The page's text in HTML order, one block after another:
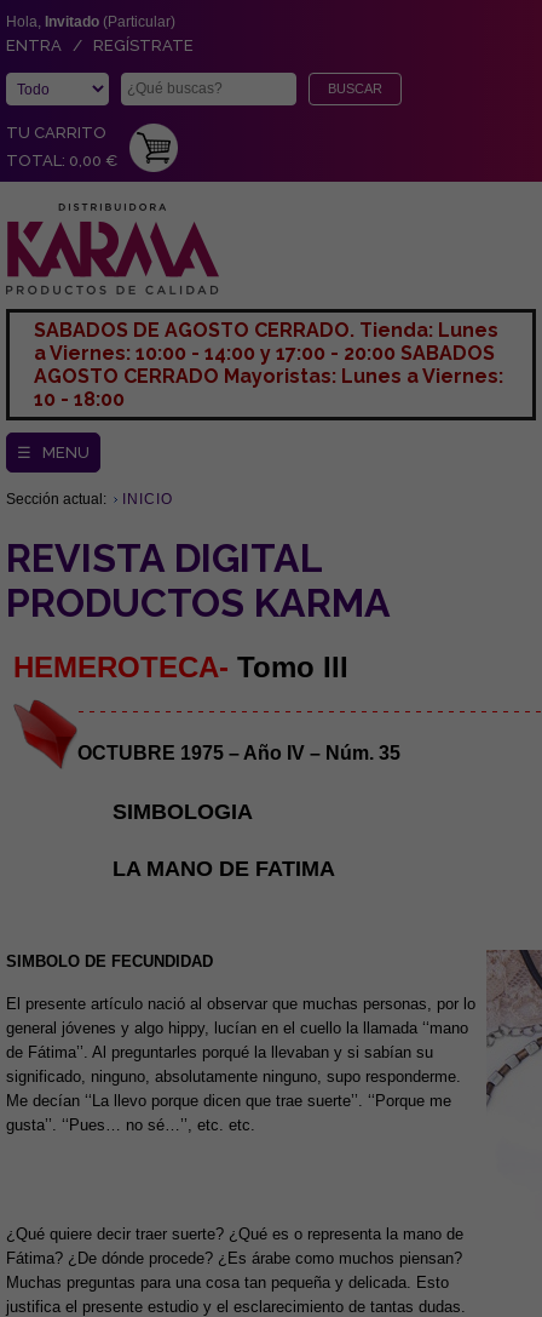
Hola, Invitado (Particular)
ENTRA / REGÍSTRATE
TU CARRITO
TOTAL: 0,00 €
SABADOS DE AGOSTO CERRADO. Tienda: Lunes
a Viernes: 10:00 - 14:00 y 17:00 - 20:00 SABADOS
AGOSTO CERRADO Mayoristas: Lunes a Viernes:
10 - 18:00
☰ MENU
Sección actual: INICIO
REVISTA DIGITAL
PRODUCTOS KARMA
HEMEROTECA- Tomo III
- - - - - - - - - - - - - - - - - - - - - - - - - - - - - - - - - - - - - - - - - -
OCTUBRE 1975 – Año IV – Núm. 35
SIMBOLOGIA
LA MANO DE FATIMA
SIMBOLO DE FECUNDIDAD
El presente artículo nació al observar que muchas personas, por lo
general jóvenes y algo hippy, lucían en el cuello la llamada ‘‘mano
de Fátima’’. Al preguntarles porqué la llevaban y si sabían su
significado, ninguno, absolutamente ninguno, supo responderme.
Me decían ‘‘La llevo porque dicen que trae suerte’’. ‘‘Porque me
gusta’’. ‘‘Pues… no sé…’’, etc. etc.
¿Qué quiere decir traer suerte? ¿Qué es o representa la mano de
Fátima? ¿De dónde procede? ¿Es árabe como muchos piensan?
Muchas preguntas para una cosa tan pequeña y delicada. Esto
justifica el presente estudio y el esclarecimiento de tantas dudas.